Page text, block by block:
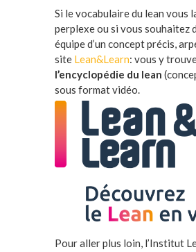
Si le vocabulaire du lean vous
perplexe ou si vous souhaitez
équipe d’un concept précis,
site Lean&Learn: vous y
l’encyclopédie du lean
sous format vidéo.
Pour aller plus loin, l’Institut